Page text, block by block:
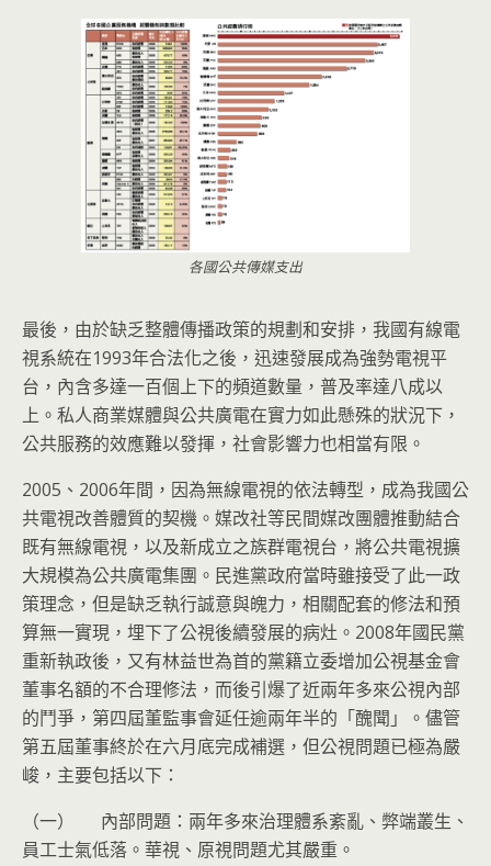
各國公共傳媒支出
最後，由於缺乏整體傳播政策的規劃和安排，我國有線電
視系統在1993年合法化之後，迅速發展成為強勢電視平
台，內含多達一百個上下的頻道數量，普及率達八成以
上。私人商業媒體與公共廣電在實力如此懸殊的狀況下，
公共服務的效應難以發揮，社會影響力也相當有限。
2005、2006年間，因為無線電視的依法轉型，成為我國公
共電視改善體質的契機。媒改社等民間媒改團體推動結合
既有無線電視，以及新成立之族群電視台，將公共電視擴
大規模為公共廣電集團。民進黨政府當時雖接受了此一政
策理念，但是缺乏執行誠意與魄力，相關配套的修法和預
算無一實現，埋下了公視後續發展的病灶。2008年國民黨
重新執政後，又有林益世為首的黨籍立委增加公視基金會
董事名額的不合理修法，而後引爆了近兩年多來公視內部
的鬥爭，第四屆董監事會延任逾兩年半的「醜聞」。儘管
第五屆董事終於在六月底完成補選，但公視問題已極為嚴
峻，主要包括以下：
（一） 內部問題：兩年多來治理體系紊亂、弊端叢生、
員工士氣低落。華視、原視問題尤其嚴重。